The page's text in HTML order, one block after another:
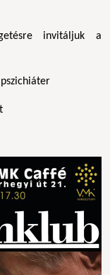
invitáljuk a